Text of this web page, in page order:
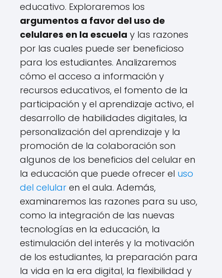
educativo. Exploraremos los
argumentos a favor del uso de
celulares en la escuela y las razones
por las cuales puede ser beneficioso
para los estudiantes. Analizaremos
cómo el acceso a información y
recursos educativos, el fomento de la
participación y el aprendizaje activo, el
desarrollo de habilidades digitales, la
personalización del aprendizaje y la
promoción de la colaboración son
algunos de los beneficios del celular en
la educación que puede ofrecer el uso
del celular en el aula. Además,
examinaremos las razones para su uso,
como la integración de las nuevas
tecnologías en la educación, la
estimulación del interés y la motivación
de los estudiantes, la preparación para
la vida en la era digital, la flexibilidad y